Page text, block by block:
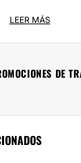
menos de lo que
LEER MÁS
DE